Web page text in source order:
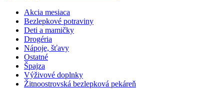
Akcia mesiaca
Bezlepkové potraviny
Deti a mamičky
Drogéria
Nápoje, šťavy
Ostatné
Špajza
Výživové doplnky
Žitnoostrovská bezlepková pekáreň